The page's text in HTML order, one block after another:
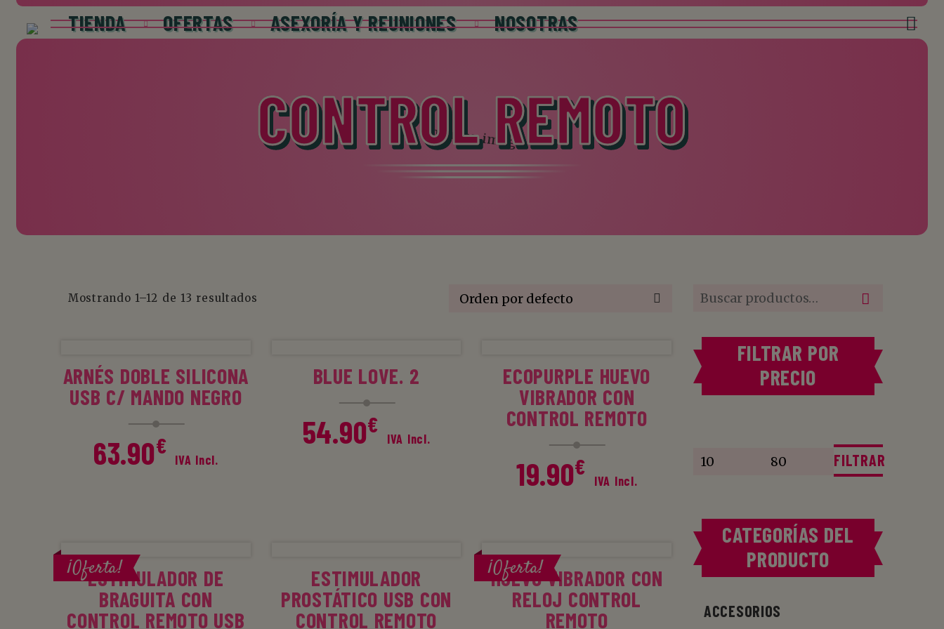
TIENDA OFERTAS ASEXORÍA Y REUNIONES NOSOTRAS
CONTROL REMOTO
FILTRAR POR
PRECIO
mínimo
máximo
FILTRAR
CATEGORÍAS DEL
PRODUCTO
ACCESORIOS
Mostrando 1–12 de 13 resultados
ARNÉS DOBLE SILICONA
USB C/ MANDO NEGRO
63.90€
IVA Incl.
BLUE LOVE. 2
54.90€
IVA Incl.
ECOPURPLE HUEVO
VIBRADOR CON
CONTROL REMOTO
19.90€
IVA Incl.
¡Oferta!
ESTIMULADOR DE
BRAGUITA CON
CONTROL REMOTO USB
ESTIMULADOR
PROSTÁTICO USB CON
CONTROL REMOTO
¡Oferta!
HUEVO VIBRADOR CON
RELOJ CONTROL
REMOTO